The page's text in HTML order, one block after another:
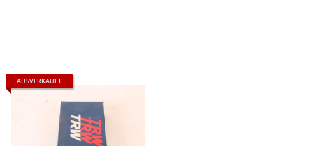
AUSVERKAUFT